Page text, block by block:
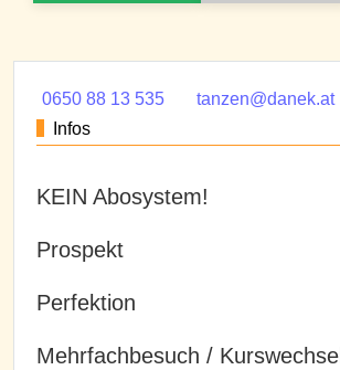
0650 88 13 535
tanzen@danek.at
Infos
KEIN Abosystem!
Prospekt
Perfektion
Mehrfachbesuch / Kurswechsel